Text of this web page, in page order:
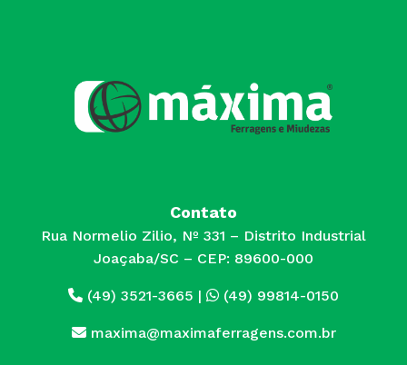
Contato
Rua Normelio Zilio, Nº 331 – Distrito Industrial
Joaçaba/SC – CEP: 89600-000
(49) 3521-3665 | (49) 99814-0150
maxima@maximaferragens.com.br